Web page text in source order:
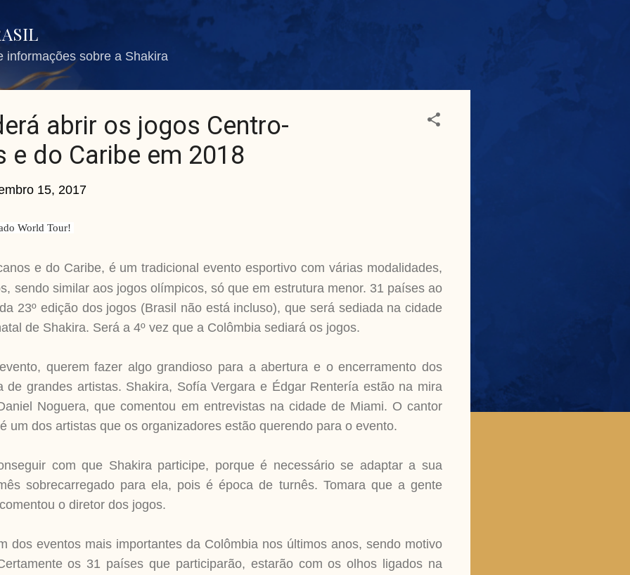
Pular para o conteúdo principal
informações sobre a Shakira
abrir os jogos Centro-
e do Caribe em 2018
15, 2017
World Tour!
e do Caribe, é um tradicional evento esportivo com várias modalidades,
sendo similar aos jogos olímpicos, só que em estrutura menor. 31 países ao
23º edição dos jogos (Brasil não está incluso), que será sediada na cidade
de Shakira. Será a 4º vez que a Colômbia sediará os jogos.
querem fazer algo grandioso para a abertura e o encerramento dos
de grandes artistas. Shakira, Sofía Vergara e Édgar Rentería estão na mira
Noguera, que comentou em entrevistas na cidade de Miami. O cantor
um dos artistas que os organizadores estão querendo para o evento.
com que Shakira participe, porque é necessário se adaptar a sua
sobrecarregado para ela, pois é época de turnês. Tomara que a gente
o diretor dos jogos.
dos eventos mais importantes da Colômbia nos últimos anos, sendo motivo
os 31 países que participarão, estarão com os olhos ligados na